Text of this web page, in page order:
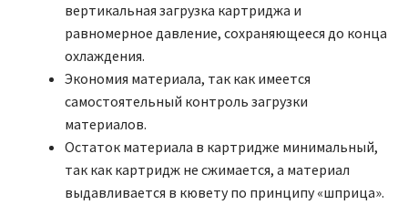
вертикальная загрузка картриджа и
равномерное давление, сохраняющееся до конца
охлаждения.
Экономия материала, так как имеется
самостоятельный контроль загрузки
материалов.
Остаток материала в картридже минимальный,
так как картридж не сжимается, а материал
выдавливается в кювету по принципу «шприца».